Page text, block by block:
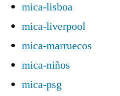
mica-lisboa
mica-liverpool
mica-marruecos
mica-niños
mica-psg